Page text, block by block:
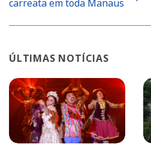
carreata em toda Manaus
ÚLTIMAS NOTÍCIAS